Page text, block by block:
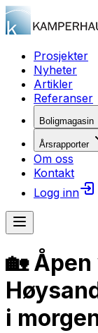
Prosjekter
Nyheter
Artikler
Referanser
Boligmagasin
Årsrapporter
Om oss
Kontakt
Logg inn
🏡
i